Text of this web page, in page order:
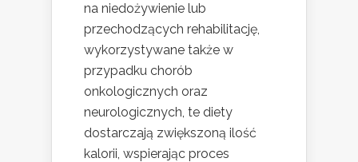
na niedożywienie lub
przechodzących rehabilitację,
wykorzystywane także w
przypadku chorób
onkologicznych oraz
neurologicznych, te diety
dostarczają zwiększoną ilość
kalorii, wspierając proces